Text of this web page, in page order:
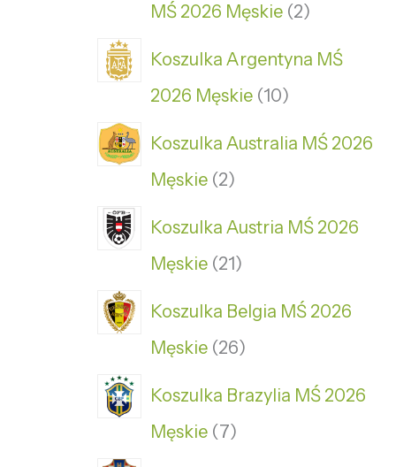
MŚ 2026 Męskie 2
Koszulka Argentyna MŚ
2026 Męskie 10
Koszulka Australia MŚ 2026
Męskie 2
Koszulka Austria MŚ 2026
Męskie 21
Koszulka Belgia MŚ 2026
Męskie 26
Koszulka Brazylia MŚ 2026
Męskie 7